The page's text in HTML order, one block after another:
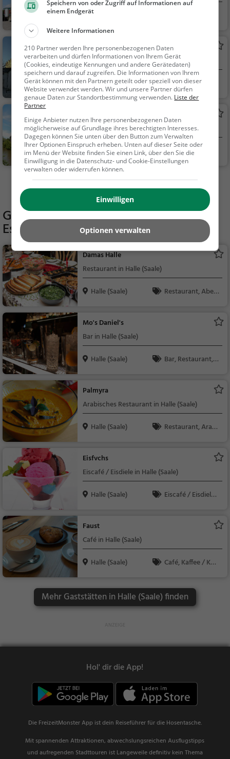
Halle (Saale)
Dom
Kathedrale / Dom in Halle (Saale)
Halle (Saale)
Familie & Kinder,
Sehenswürdigkeit
Neue Residenz
Sehenswürdigkeit in Halle (Saale)
Halle (Saale)
Sehenswürdigkei
t
Mehr Aktivitäten in Halle (Saale) finden
Gaststätten in der Nähe vonRoom
Escape Challenge Halle
Damas Halle
Restaurant in Halle (Saale)
Halle (Saale)
Restaurant, Aben
Mo's Daniel's
Bar in Halle (Saale)
Halle (Saale)
Bar, Restaurant, B
Palmyra
Arabisches Restaurant in Halle (Saale)
Halle (Saale)
Restaurant, Arabi
endessen, Grill, Syrisc
h, Asiatisch, Vegetari
sch
Eisfvchs
Eiscafé / Eisdiele in Halle (Saale)
Halle (Saale)
Eiscafé / Eisdiele,
Faust
Café in Halle (Saale)
Halle (Saale)
Café, Kaffee / Kuc
ck / Teigwaren
Mehr Gaststätten in Halle (Saale) finden
Hol' dir die App!
Die FreizeitMonster App ist dein Reiseführer für die Hosentasche.
Mit spannenden Attraktionen, abwechslungsreichen Ausflugstipps
und aufregenden Stadttouren ist Langeweile definitiv kein Thema
Speichern von oder Zugriff auf Informationen auf
einem Endgerät
Weitere Informationen
210 Partner werden Ihre personenbezogenen Daten
verarbeiten und dürfen Informationen von Ihrem Gerät
(Cookies, eindeutige Kennungen und andere Gerätedaten)
speichern und darauf zugreifen. Die Informationen von Ihrem
Gerät können mit den Partnern geteilt oder speziell von dieser
Website verwendet werden. Wir und unsere Partner dürfen
genaue Daten zur Standortbestimmung verwenden. Liste der
Partner
Einige Anbieter nutzen Ihre personenbezogenen Daten
möglicherweise auf Grundlage ihres berechtigten Interesses.
Dagegen können Sie unten über den Button zum Verwalten
Ihrer Optionen Einspruch erheben. Unten auf dieser Seite oder
im Menü der Website finden Sie einen Link, über den Sie die
Einwilligung in die Datenschutz- und Cookie-Einstellungen
verwalten oder widerrufen können.
Einwilligen
Optionen verwalten